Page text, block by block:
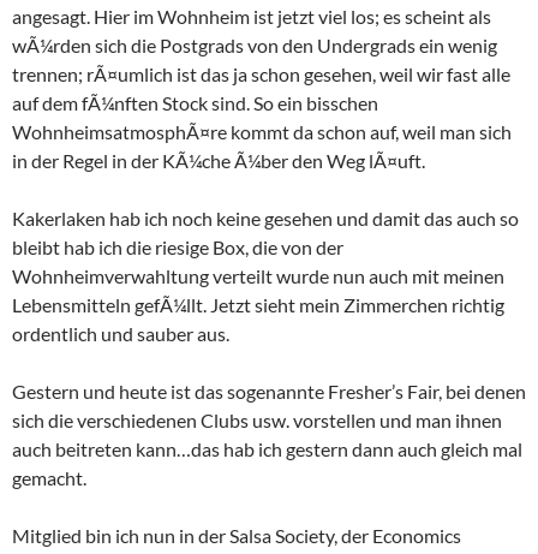
angesagt. Hier im Wohnheim ist jetzt viel los; es scheint als
wÃ¼rden sich die Postgrads von den Undergrads ein wenig
trennen; rÃ¤umlich ist das ja schon gesehen, weil wir fast alle
auf dem fÃ¼nften Stock sind. So ein bisschen
WohnheimsatmosphÃ¤re kommt da schon auf, weil man sich
in der Regel in der KÃ¼che Ã¼ber den Weg lÃ¤uft.
Kakerlaken hab ich noch keine gesehen und damit das auch so
bleibt hab ich die riesige Box, die von der
Wohnheimverwahltung verteilt wurde nun auch mit meinen
Lebensmitteln gefÃ¼llt. Jetzt sieht mein Zimmerchen richtig
ordentlich und sauber aus.
Gestern und heute ist das sogenannte Fresher’s Fair, bei denen
sich die verschiedenen Clubs usw. vorstellen und man ihnen
auch beitreten kann…das hab ich gestern dann auch gleich mal
gemacht.
Mitglied bin ich nun in der Salsa Society, der Economics